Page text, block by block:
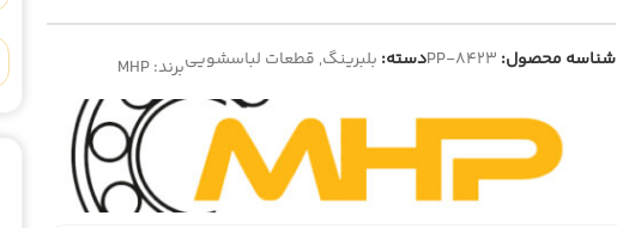
شناسه محصول: PP-8423دسته: بلبرینگ, قطعات لباسشوییبرند:MHP